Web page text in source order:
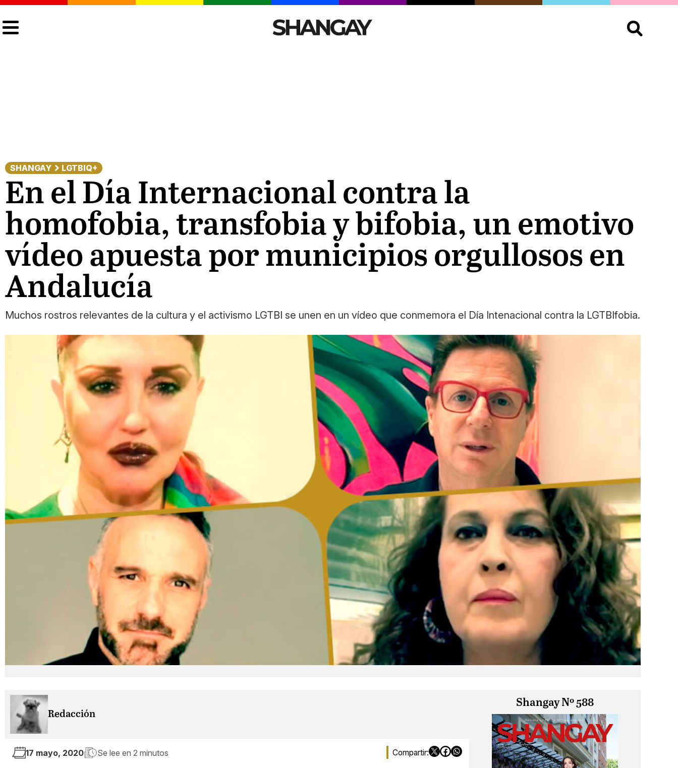
Buscar:
SHANGAY LGTBIQ+
En el Día Internacional contra la
homofobia, transfobia y bifobia, un emotivo
vídeo apuesta por municipios orgullosos en
Andalucía
Muchos rostros relevantes de la cultura y el activismo LGTBI se unen en un vídeo que conmemora el Día Intenacional contra la LGTBIfobia.
Redacción
17 mayo, 2020 Se lee en 2 minutos
Shangay Nº 588